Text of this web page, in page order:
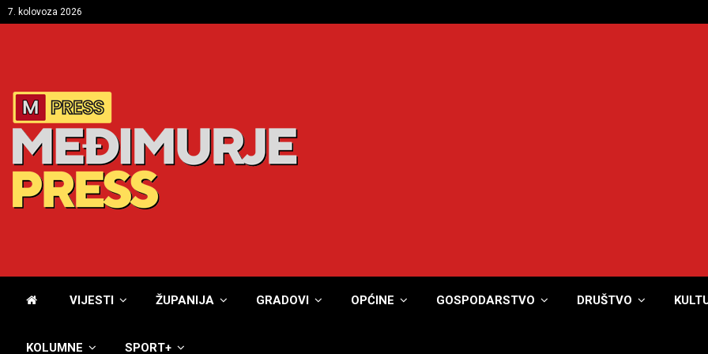
7. kolovoza 2026
VIJESTI ŽUPANIJA GRADOVI OPĆINE GOSPODARSTVO DRUŠTVO
KOLUMNE SPORT+